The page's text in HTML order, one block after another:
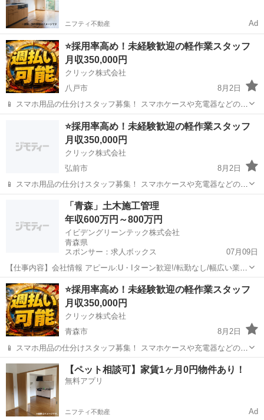
ニフティ不動産 Ad
⭐採用率高め！未経験歓迎の軽作業スタッフ
月収350,000円
クリック株式会社
八戸市
8月2日
📱 スマホ用品の仕分けスタッフ募集！ スマホケースや充電器などの仕
分け・検品を行うシンプルなお仕事です♪
━━━━━━━━━━━━━━━━ 📲 ご応募はこちら（24時間受付
中） https://lin.ee/...
その他 未経験
⭐採用率高め！未経験歓迎の軽作業スタッフ
月収350,000円
クリック株式会社
弘前市
8月2日
📱 スマホ用品の仕分けスタッフ募集！ スマホケースや充電器などの仕
分け・検品を行うシンプルなお仕事です♪
━━━━━━━━━━━━━━━━ 📲 ご応募はこちら（24時間受付
中） https://lin.ee/...
その他 未経験
「青森」土木施工管理
年収600万円～800万円
イビデングリーンテック株式会社
青森県
スポンサー：求人ボックス
07月09日
【仕事内容】会社情報 アピール:U・Iターン歓迎!/転勤なし/幅広い業務
のためスキルアップが可能です! 福祉情報:通勤手当、家族手当、寮社
宅、社会保険完備、資格取得補助制度、地域手当、財形貯蓄制度、持
株会制度 喫煙情報:敷地内禁煙...
正社員
⭐採用率高め！未経験歓迎の軽作業スタッフ
月収350,000円
クリック株式会社
青森市
8月2日
📱 スマホ用品の仕分けスタッフ募集！ スマホケースや充電器などの仕
分け・検品を行うシンプルなお仕事です♪
━━━━━━━━━━━━━━━━ 📲 ご応募はこちら（24時間受付
中） https://lin.ee/...
青森 青森市 その他 未経験
【ペット相談可】家賃1ヶ月0円物件あり！
無料アプリ
ニフティ不動産 Ad